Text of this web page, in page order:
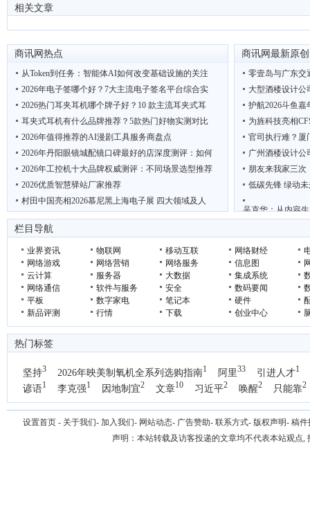
相关文章
商讯网热点
从Token到任务：智能体AI如何改变基础设施的关注
2026年电子签哪个好？7大主流电子签名平台综合实
2026热门耳夹耳机哪个牌子好？10 款主流耳夹式耳
耳夹式耳机有什么品牌推荐？5款热门好物实测对比
2026年值得推荐的AI漫剧工具服务商盘点
2026年丹阳眼镜城配镜口碑最好的店深度测评：如何
2026年工控机十大品牌权威测评：不同场景选型推荐
2026优质智慧驿站厂家推荐
村田中国亮相2026慕尼黑上海电子展 四大领域及人
“鲜”动羊城 西安 周至携猕猴桃电商项目亮相广
商讯网最新原创
零壹岛与广东交
大型酒楼设计公
护航2026斗鱼
为旌科技亮相
官司执行难？厦
广州酒楼设计公
朋友来我家三次
低碳先锋 绿动
吴克华：从内容
栏目导航
业界资讯 物联网 移动互联 网络财经
网络游戏
网络营销 网络服务 信息图
云计算
服务器 大数据 集成系统
网络通信
软件与服务 安全 数码要闻
平板
数字家电 笔记本 硬件
新品评测
行情 下载 创业中心
热门标签
坚持3 2026年映美制氧机全系列选购指南1 阿里33 引进人才1
谚语1 李克强1 因地制宜2 文章10 习近平2 唤醒2 只能靠2
国办1
设置首页 - 关于我们- 加入我们- 网站动态- 广告赞助- 联系方式- 版权声明- 稿件
声明：本站转载及访客投递的文章均不代表本站观点